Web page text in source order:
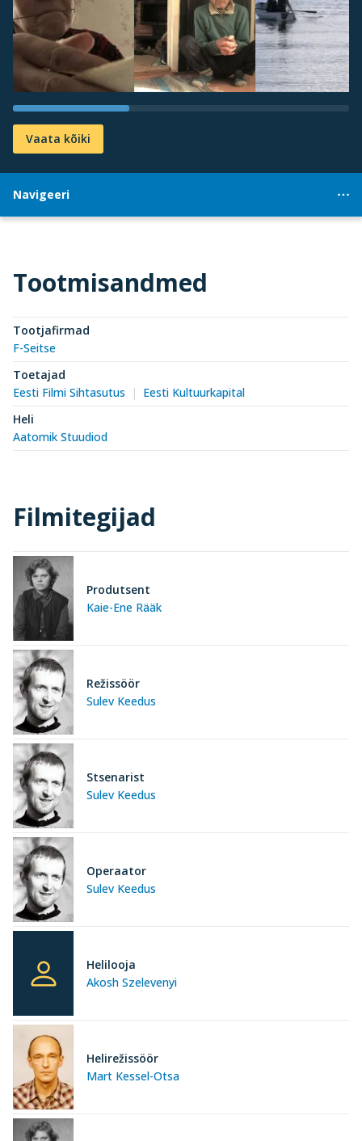
Vaata kõiki
Navigeeri
Tootmisandmed
Tootjafirmad
F-Seitse
Toetajad
Eesti Filmi Sihtasutus
Eesti Kultuurkapital
Heli
Aatomik Stuudiod
Filmitegijad
Kaie-Ene Rääk
Produtsent
Sulev Keedus
Režissöör
Sulev Keedus
Stsenarist
Sulev Keedus
Operaator
Akosh Szelevenyi
Helilooja
Mart Kessel-Otsa
Helirežissöör